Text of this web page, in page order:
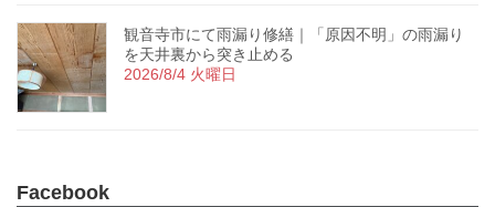
観音寺市にて雨漏り修繕｜「原因不明」の雨漏り
を天井裏から突き止める
2026/8/4 火曜日
Facebook